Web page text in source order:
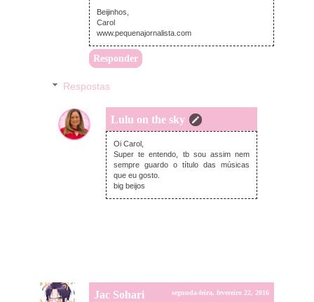
Beijinhos,
Carol
www.pequenajornalista.com
Responder
Respostas
Lulu on the sky
domingo, fevereiro 21, 2016
Oi Carol,
Super te entendo, tb sou assim nem
sempre guardo o título das músicas
que eu gosto.
big beijos
Jac Sohari segunda-feira, fevereiro 22, 2016